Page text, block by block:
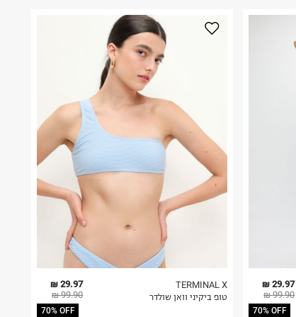
29.97 ₪
99.90 ₪
70% OFF
TERMINAL X
טופ ביקיני וואן שולדר
29.97 ₪
99.90 ₪
70% OFF